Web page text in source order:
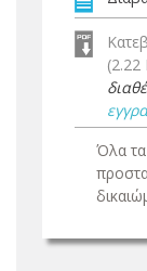
(2.22
Όλα